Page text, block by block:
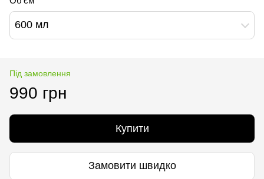
600 мл
Під замовлення
990 грн
Купити
Замовити швидко